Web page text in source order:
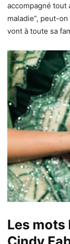
accompagné tout
maladie”, peut-
vont à toute sa
Les